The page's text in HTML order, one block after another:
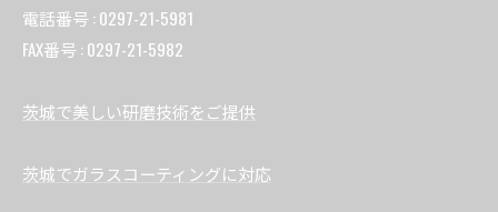
電話番号 : 0297-21-5981
FAX番号 : 0297-21-5982
茨城で美しい研磨技術をご提供
茨城でガラスコーティングに対応